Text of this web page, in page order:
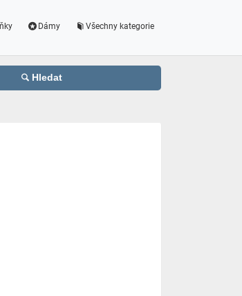
Dámy Všechny kategorie
Hledat